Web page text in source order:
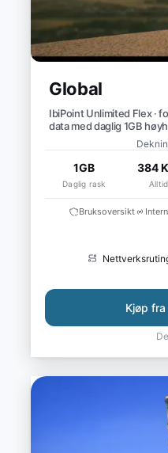
Global
IbiPoint Unlimited Flex ·
data med daglig 1GB
redusert hastighet til
1GB
Daglig rask
384
Bruksoversikt
Kjøp